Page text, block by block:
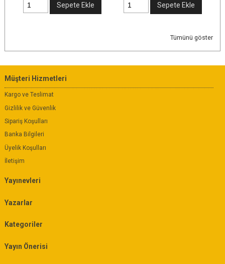
Sepete Ekle Sepete Ekle
Tümünü göster
Müşteri Hizmetleri
Kargo ve Teslimat
Gizlilik ve Güvenlik
Sipariş Koşulları
Banka Bilgileri
Üyelik Koşulları
İletişim
Yayınevleri
Yazarlar
Kategoriler
Yayın Önerisi